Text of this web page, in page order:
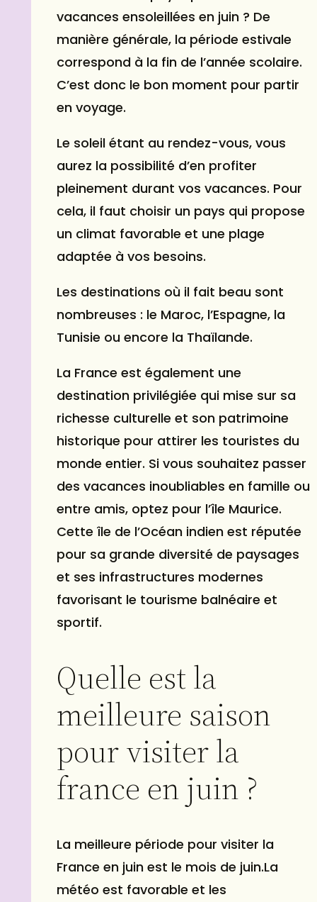
vacances ensoleillées en juin ? De
manière générale, la période estivale
correspond à la fin de l’année scolaire.
C’est donc le bon moment pour partir
en voyage.
Le soleil étant au rendez-vous, vous
aurez la possibilité d’en profiter
pleinement durant vos vacances. Pour
cela, il faut choisir un pays qui propose
un climat favorable et une plage
adaptée à vos besoins.
Les destinations où il fait beau sont
nombreuses : le Maroc, l’Espagne, la
Tunisie ou encore la Thaïlande.
La France est également une
destination privilégiée qui mise sur sa
richesse culturelle et son patrimoine
historique pour attirer les touristes du
monde entier. Si vous souhaitez passer
des vacances inoubliables en famille ou
entre amis, optez pour l’île Maurice.
Cette île de l’Océan indien est réputée
pour sa grande diversité de paysages
et ses infrastructures modernes
favorisant le tourisme balnéaire et
sportif.
Quelle est la
meilleure saison
pour visiter la
france en juin ?
La meilleure période pour visiter la
France en juin est le mois de juin.La
météo est favorable et les